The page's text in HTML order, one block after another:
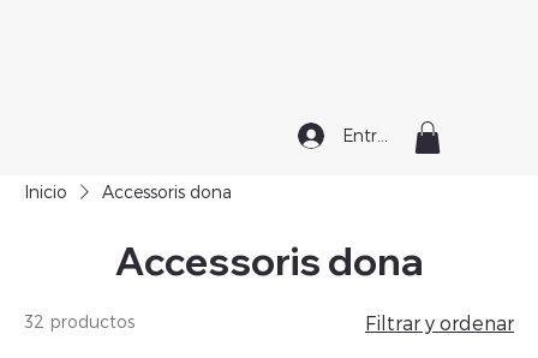
Entrar
Inicio Accessoris dona
Accessoris dona
32 productos Filtrar y ordenar